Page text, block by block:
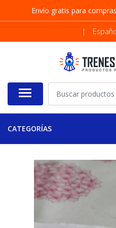
Envío gratis para
|
CATEGORÍAS